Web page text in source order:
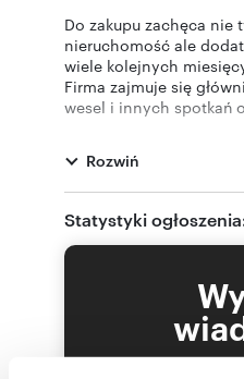
Do zakupu zachęca nie
nieruchomość ale
wiele kolejnych
Firma zajmuje się
wesel i innych spotkań
posiada salę, która
kolejną mniejszą dla
profesjonalną,
kilkoma magazynami.
Całe wyposażenie
W części mieszkalnej
mieszkania
dodatkowych pokoi.
Rozwiń
Statystyki